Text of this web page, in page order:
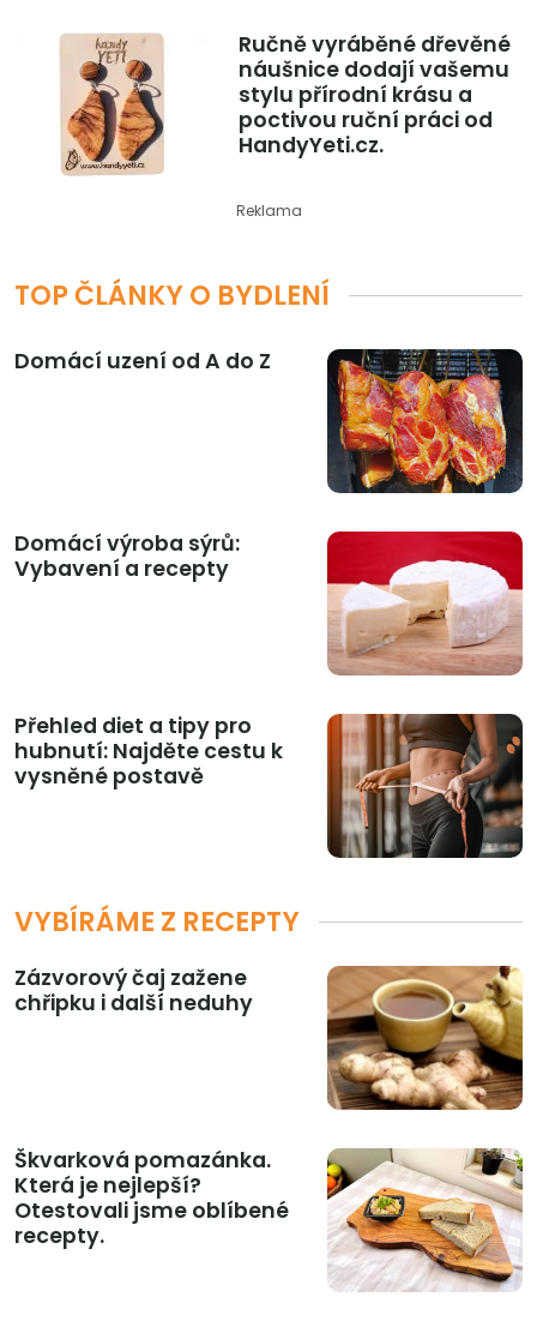
Ručně vyráběné dřevěné
náušnice dodají vašemu
stylu přírodní krásu a
poctivou ruční práci od
HandyYeti.cz.
Reklama
TOP ČLÁNKY O BYDLENÍ
Domácí uzení od A do Z
Domácí výroba sýrů:
Vybavení a recepty
Přehled diet a tipy pro
hubnutí: Najděte cestu k
vysněné postavě
VYBÍRÁME Z RECEPTY
Zázvorový čaj zažene
chřipku i další neduhy
Škvarková pomazánka.
Která je nejlepší?
Otestovali jsme oblíbené
recepty.